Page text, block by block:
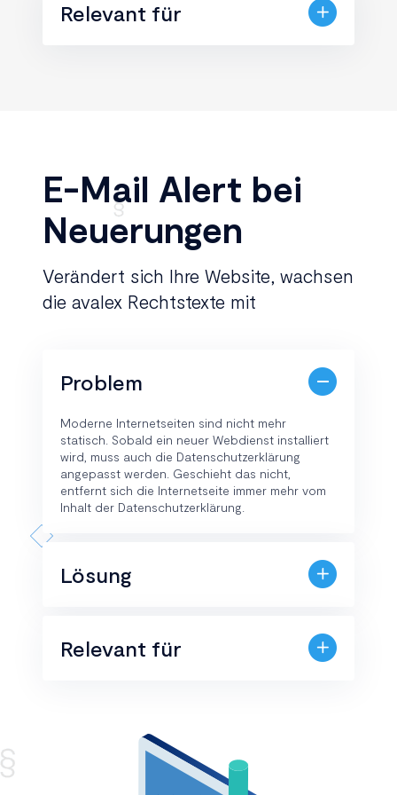
Relevant für
E-Mail Alert bei
Neuerungen
Verändert sich Ihre Website, wachsen
die avalex Rechtstexte mit
Problem
Moderne Internetseiten sind nicht mehr
statisch. Sobald ein neuer Webdienst installiert
wird, muss auch die Datenschutzerklärung
angepasst werden. Geschieht das nicht,
entfernt sich die Internetseite immer mehr vom
Inhalt der Datenschutzerklärung.
Lösung
Relevant für